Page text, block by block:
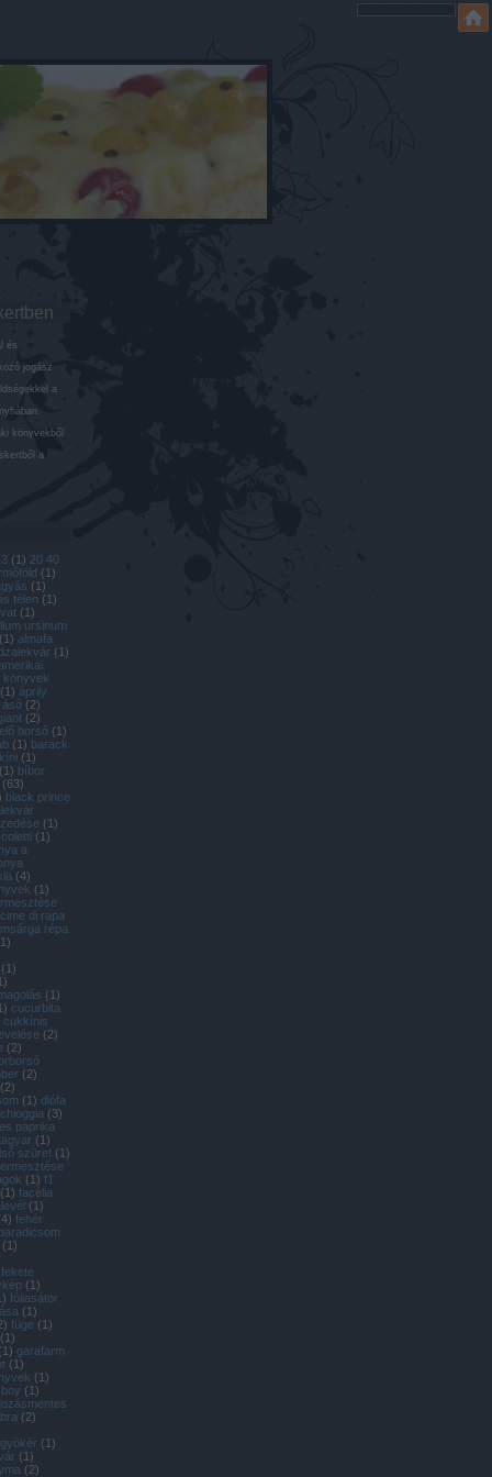
és
jogász
a
könyvekből
a
(1) 20 40
(1)
(1)
télen (1)
(1)
ursinum
(1) almafa
(1)
amerikai
könyvek
(1) áprily
ásó (2)
(2)
borsó (1)
(1) barack
(1)
(1) bíbor
(63)
black prince
(1)
(1)
a
(4)
(1)
cime di rapa
répa
1)
(1)
)
(1)
) cucurbita
cukkínis
(2)
(2)
(2)
(2)
(1) diófa
(3)
paprika
(1)
szüret (1)
(1) f1
(1) facélia
(1)
4) fehér
(1)
fekete
(1)
) fóliasátor
(1)
) füge (1)
(1)
(1) garafarm
(1)
(1)
(1)
(2)
gyökér (1)
(1)
(2)